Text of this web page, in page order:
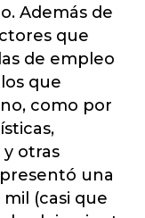
Además de
que
de empleo
que
como por
otras
una
(casi que